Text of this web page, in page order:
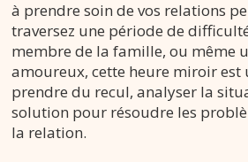
à prendre soin de vos relations
traversez une période de
membre de la famille, ou même
amoureux, cette heure miroir
prendre du recul, analyser la
solution pour résoudre les
la relation.